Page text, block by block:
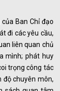
Ban Chỉ đạo
đi các yêu cầu,
liên quan chủ
mình; phát huy
trọng công tác
độ chuyên môn,